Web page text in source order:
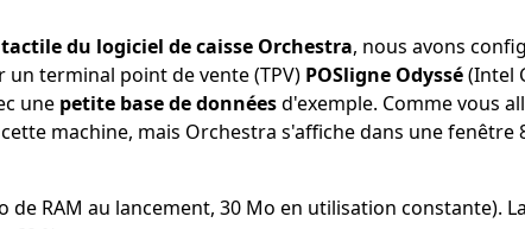
du logiciel de caisse Orchestra, nous avons
un terminal point de vente (TPV) POSligne Odyssé(Intel
une petite base de donnéesd'exemple. Comme vous
machine, mais Orchestra s'affiche dans une fenêtre
RAM au lancement, 30 Mo en utilisation constante).